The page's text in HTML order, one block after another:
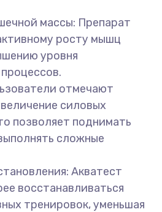
массы: Препарат
росту мышц
уровня
отмечают
силовых
позволяет поднимать
сложные
Акватест
восстанавливаться
тренировок, уменьшая